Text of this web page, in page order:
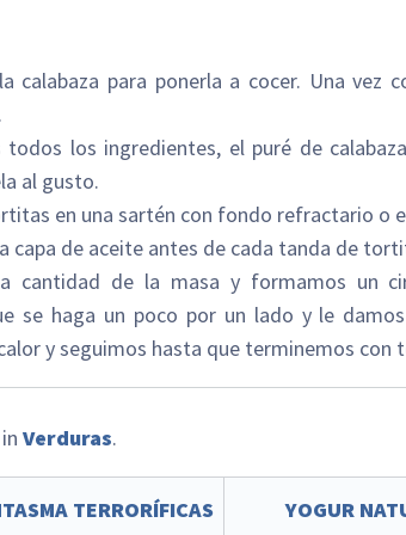
calabaza para ponerla a cocer. Una vez
todos los ingredientes, el puré de
al gusto.
en una sartén con fondo refractario o
capa de aceite antes de cada tanda de
cantidad de la masa y formamos un
se haga un poco por un lado y le
y seguimos hasta que terminemos con
Verduras.
TERRORÍFICAS
YOGUR